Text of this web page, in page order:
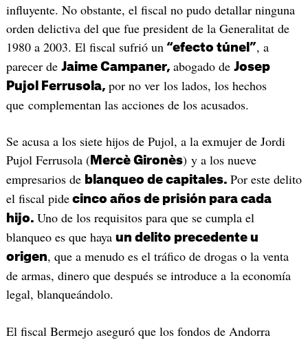
influyente. No obstante, el fiscal no pudo detallar ninguna
orden delictiva del que fue president de la Generalitat de
1980 a 2003. El fiscal sufrió un “efecto túnel”, a
parecer de Jaime Campaner, abogado de Josep
Pujol Ferrusola, por no ver los lados, los hechos
que complementan las acciones de los acusados.
Se acusa a los siete hijos de Pujol, a la exmujer de Jordi
Pujol Ferrusola (Mercè Gironès) y a los nueve
empresarios de blanqueo de capitales. Por este delito
el fiscal pidecinco años de prisión para cada
hijo. Uno de los requisitos para que se cumpla el
blanqueo es que haya un delito precedente u
origen, que a menudo es el tráfico de drogas o la venta
de armas, dinero que después se introduce a la economía
legal, blanqueándolo.
El fiscal Bermejo aseguró que los fondos de Andorra